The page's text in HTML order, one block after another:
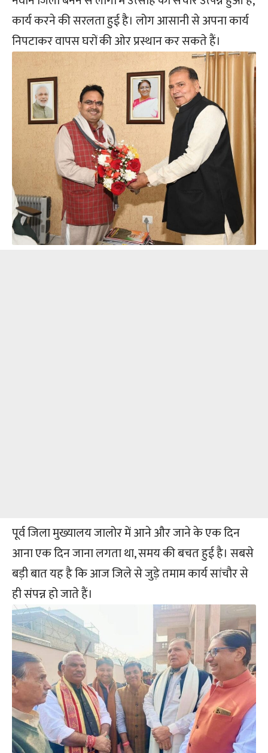
कार्य करने की सरलता हुई है। लोग आसानी से अपना कार्य
निपटाकर वापस घरों की ओर प्रस्थान कर सकते हैं।
पूर्व जिला मुख्यालय जालोर में आने और जाने के एक दिन
आना एक दिन जाना लगता था, समय की बचत हुई है। सबसे
बड़ी बात यह है कि आज जिले से जुड़े तमाम कार्य सांचौर से
ही संपन्न हो जाते हैं।